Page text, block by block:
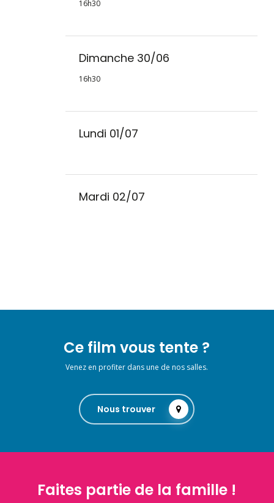
16h30
Dimanche 30/06
16h30
Lundi 01/07
Mardi 02/07
Ce film vous tente ?
Venez en profiter dans une de nos salles.
Nous trouver
Faites partie de la famille !